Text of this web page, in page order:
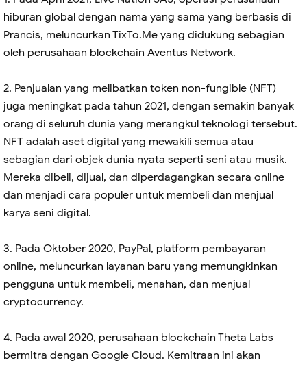
hiburan global dengan nama yang sama yang berbasis di
Prancis, meluncurkan TixTo.Me yang didukung sebagian
oleh perusahaan blockchain Aventus Network.
2. Penjualan yang melibatkan token non-fungible (NFT)
juga meningkat pada tahun 2021, dengan semakin banyak
orang di seluruh dunia yang merangkul teknologi tersebut.
NFT adalah aset digital yang mewakili semua atau
sebagian dari objek dunia nyata seperti seni atau musik.
Mereka dibeli, dijual, dan diperdagangkan secara online
dan menjadi cara populer untuk membeli dan menjual
karya seni digital.
3. Pada Oktober 2020, PayPal, platform pembayaran
online, meluncurkan layanan baru yang memungkinkan
pengguna untuk membeli, menahan, dan menjual
cryptocurrency.
4. Pada awal 2020, perusahaan blockchain Theta Labs
bermitra dengan Google Cloud. Kemitraan ini akan